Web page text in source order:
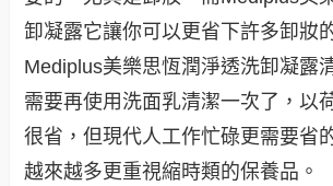
卸凝露它讓你可以更省下許多卸妝
Mediplus美樂思恆潤淨透洗卸凝露
需要再使用洗面乳清潔一次了，以
很省，但現代人工作忙碌更需要省
越來越多更重視縮時類的保養品。